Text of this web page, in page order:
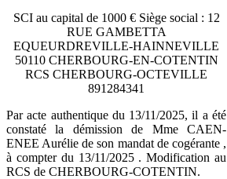
SCI au capital de 1000 € Siège social : 12
RUE GAMBETTA
EQUEURDREVILLE-HAINNEVILLE
50110 CHERBOURG-EN-COTENTIN
RCS CHERBOURG-OCTEVILLE
891284341
Par acte authentique du 13/11/2025, il a été
constaté la démission de Mme CAEN-
ENEE Aurélie de son mandat de cogérante ,
à compter du 13/11/2025 . Modification au
RCS de CHERBOURG-COTENTIN.